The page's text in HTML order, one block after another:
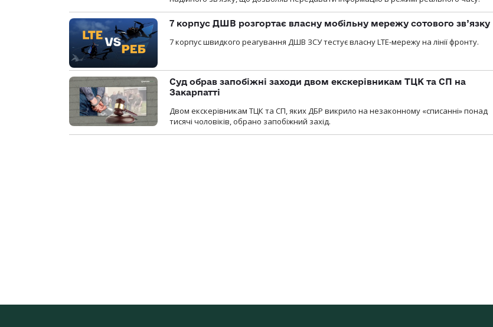
7 корпус ДШВ розгортає власну мобільну мережу сотового зв’язку
7 корпус швидкого реагування ДШВ ЗСУ тестує власну LTE-мережу на лінії фронту.
Суд обрав запобіжні заходи двом екскерівникам ТЦК та СП на
Закарпатті
Двом екскерівникам ТЦК та СП, яких ДБР викрило на незаконному «списанні» понад
тисячі чоловіків, обрано запобіжний захід.